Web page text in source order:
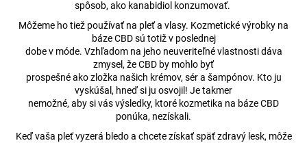
spôsob, ako kanabidiol konzumovať.
Môžeme ho tiež používať na pleť a vlasy. Kozmetické výrobky na
báze CBD sú totiž v poslednej
dobe v móde. Vzhľadom na jeho neuveriteľné vlastnosti dáva
zmysel, že CBD by mohlo byť
prospešné ako zložka našich krémov, sér a šampónov. Kto ju
vyskúšal, hneď si ju osvojil! Je takmer
nemožné, aby si vás výsledky, ktoré kozmetika na báze CBD
ponúka, nezískali.
Keď vaša pleť vyzerá bledo a chcete získať späť zdravý lesk, môže
j